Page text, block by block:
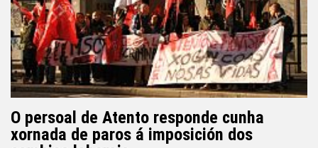
O persoal de Atento responde cunha
xornada de paros á imposición dos